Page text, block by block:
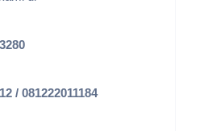
/ 081222011184